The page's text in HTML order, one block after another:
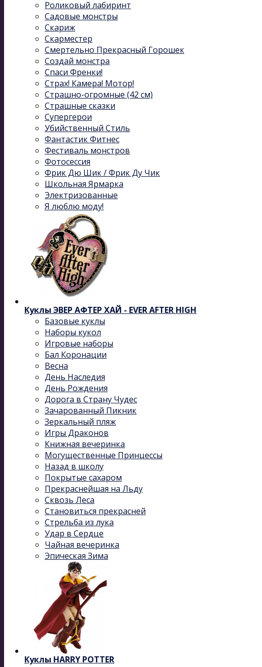
Роликовый лабиринт
Садовые монстры
Скариж
Скарместер
Смертельно Прекрасный Горошек
Создай монстра
Спаси Френки!
Страх! Камера! Мотор!
Страшно-огромные (42 см)
Страшные сказки
Супергерои
Убийственный Стиль
Фантастик Фитнес
Фестиваль монстров
Фотосессия
Фрик Дю Шик / Фрик Ду Чик
Школьная Ярмарка
Электризованные
Я люблю моду!
Куклы ЭВЕР АФТЕР ХАЙ - EVER AFTER HIGH
Базовые куклы
Наборы кукол
Игровые наборы
Бал Коронации
Весна
День Наследия
День Рождения
Дорога в Страну Чудес
Зачарованный Пикник
Зеркальный пляж
Игры Драконов
Книжная вечеринка
Могущественные Принцессы
Назад в школу
Покрытые сахаром
Прекраснейшая на Льду
Сквозь Леса
Становиться прекрасней
Стрельба из лука
Удар в Сердце
Чайная вечеринка
Эпическая Зима
Куклы HARRY POTTER